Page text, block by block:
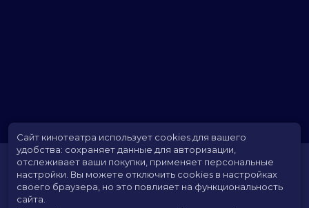
Сайт кинотеатра использует cookies для вашего
удобства: сохраняет данные для авторизации,
отслеживает ваши покупки, применяет персональные
настройки. Вы можете отключить cookies в настройках
своего браузера, но это повлияет на функциональность
сайта.